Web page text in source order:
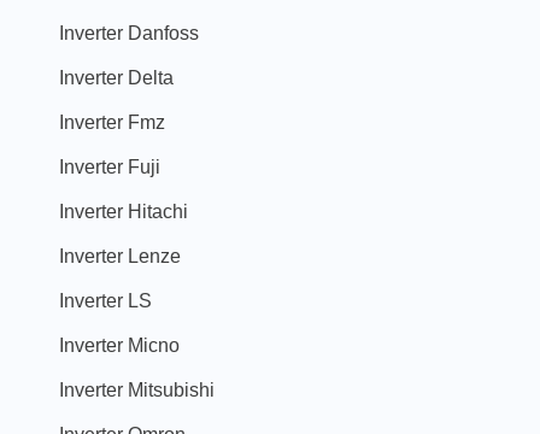
Inverter Danfoss
Inverter Delta
Inverter Fmz
Inverter Fuji
Inverter Hitachi
Inverter Lenze
Inverter LS
Inverter Micno
Inverter Mitsubishi